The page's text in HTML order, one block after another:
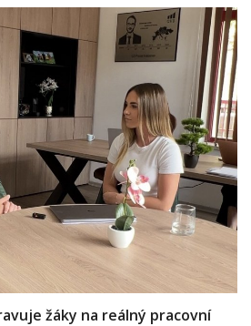
žáky na reálný pracovní